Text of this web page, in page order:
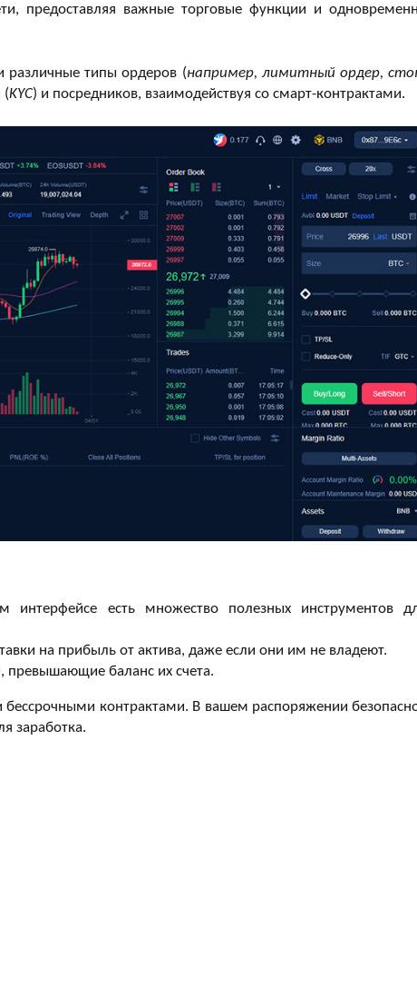
предоставляя важные торговые функции и
различные типы ордеров (например, лимитный ордер,
(KYC) и посредников, взаимодействуя со смарт-контрактами.
интерфейсе есть множество полезных инструментов
на прибыль от актива, даже если они им не владеют.
превышающие баланс их счета.
контрактами. В вашем распоряжении
заработка.